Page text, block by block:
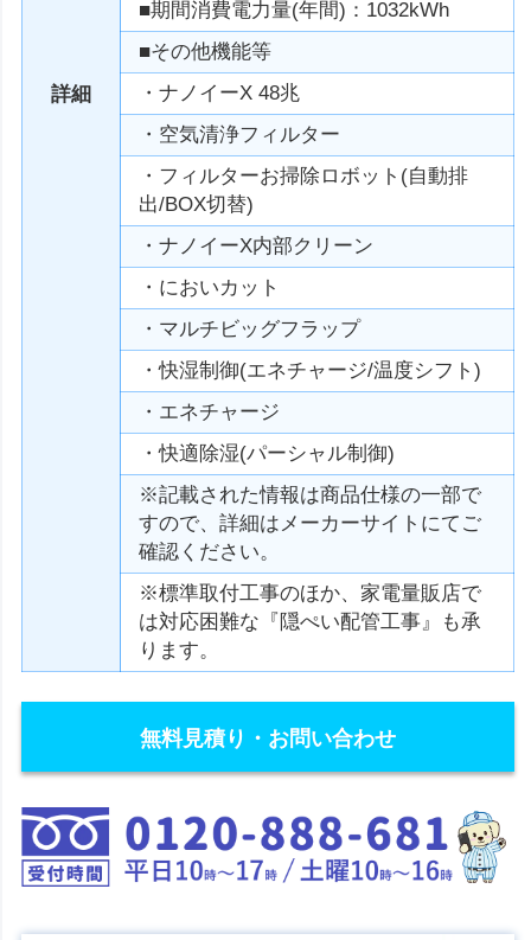
詳細
■期間消費電力量(年間)：1032kWh
■その他機能等
・ナノイーX 48兆
・空気清浄フィルター
・フィルターお掃除ロボット(自動排
出/BOX切替)
・ナノイーX内部クリーン
・においカット
・マルチビッグフラップ
・快湿制御(エネチャージ/温度シフト)
・エネチャージ
・快適除湿(パーシャル制御)
※記載された情報は商品仕様の一部で
すので、詳細はメーカーサイトにてご
確認ください。
※標準取付工事のほか、家電量販店で
は対応困難な『隠ぺい配管工事』も承
ります。
無料見積り・お問い合わせ